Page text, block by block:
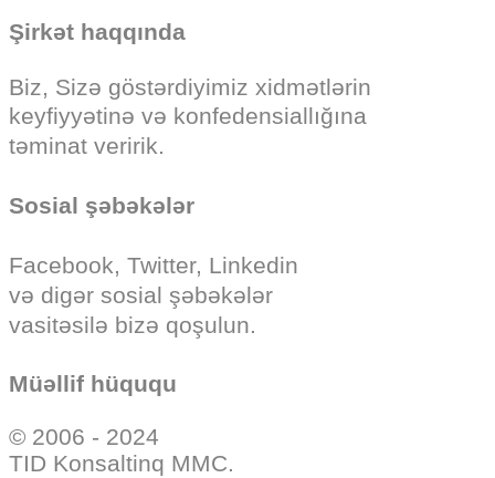
Şirkət haqqında
Biz, Sizə göstərdiyimiz xidmətlərin
keyfiyyətinə və konfedensiallığına
təminat veririk.
Sosial şəbəkələr
Facebook, Twitter, Linkedin
və digər sosial şəbəkələr
vasitəsilə bizə qoşulun.
Müəllif hüququ
© 2006 - 2024
TID Konsaltinq MMC.